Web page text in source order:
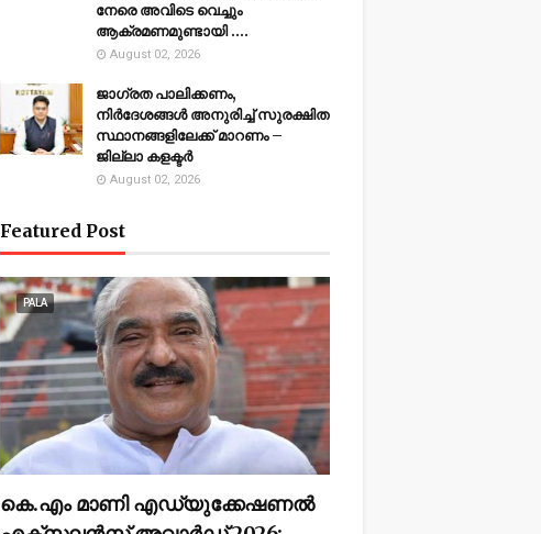
നേരെ അവിടെ വെച്ചും
ആക്രമണമുണ്ടായി ....
August 02, 2026
ജാഗ്രത പാലിക്കണം,
നിര്‍ദേശങ്ങള്‍ അനുരിച്ച് സുരക്ഷിത
സ്ഥാനങ്ങളിലേക്ക് മാറണം –
ജില്ലാ കളക്ടർ
August 02, 2026
Featured Post
PALA
കെ.എം മാണി എഡ്യുക്കേഷണൽ